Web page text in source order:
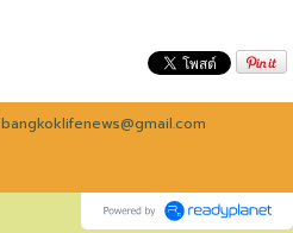
bangkoklifenews@gmail.com